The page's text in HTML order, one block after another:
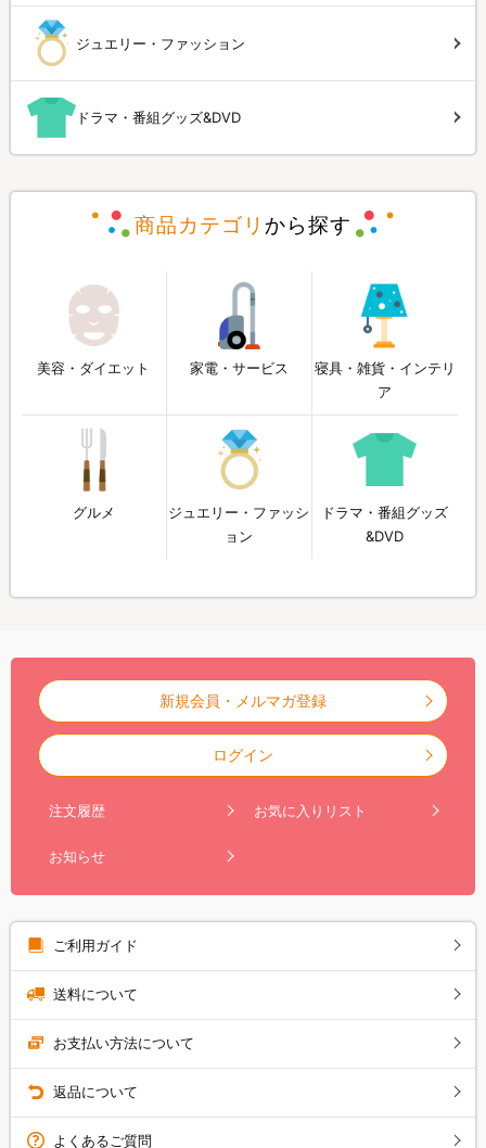
ジュエリー・ファッション
ドラマ・番組グッズ&DVD
商品カテゴリ から探す
美容・ダイエット 家電・サービス
寝具・雑貨・インテリ
ア
グルメ
ジュエリー・ファッシ
ョン
ドラマ・番組グッズ
&DVD
新規会員・メルマガ登録
ログイン
注文履歴 お気に入りリスト
お知らせ
ご利用ガイド
送料について
お支払い方法について
返品について
よくあるご質問